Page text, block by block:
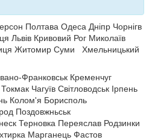
Полтава Одеса Дніпр Чорнiгв
Львів Кривовий Рог Миколаїв
Житомир Суми
Хмельницький
Франковськ Кременчуг
Чагуїв Світловодськ Ірпень
Колом'я Борисполь
Поздовжньськ
Терновка Переяслав Родзинки
Марганець Фастов